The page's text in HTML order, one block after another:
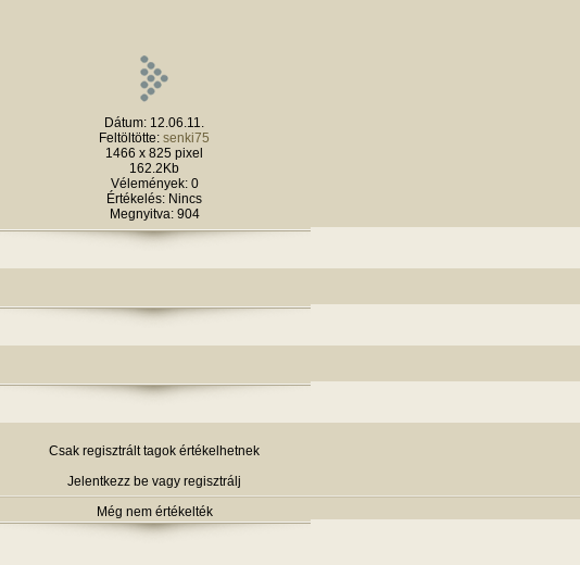
Dátum: 12.06.11.
Feltöltötte: senki75
1466 x 825 pixel
162.2Kb
Vélemények: 0
Értékelés: Nincs
Megnyitva: 904
Csak regisztrált tagok értékelhetnek
Jelentkezz be vagy regisztrálj
Még nem értékelték